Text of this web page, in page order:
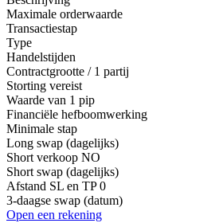
Maximale orderwaarde
Transactiestap
Type
Handelstijden
Contractgrootte / 1 partij
Storting vereist
Waarde van 1 pip
Financiële hefboomwerking
Minimale stap
Long swap (dagelijks)
Short verkoop NO
Short swap (dagelijks)
Afstand SL en TP 0
3-daagse swap (datum)
Open een rekening